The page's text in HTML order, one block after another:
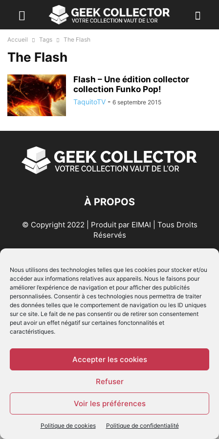
Nous utilisons des technologies telles que les cookies pour stocker et/ou
accéder aux informations relatives aux appareils. Nous le faisons pour
améliorer l’expérience de navigation et pour afficher des publicités
personnalisées. Consentir à ces technologies nous permettra de traiter
des données telles que le comportement de navigation ou les ID uniques
sur ce site. Le fait de ne pas consentir ou de retirer son consentement
peut avoir un effet négatif sur certaines fonctonnalités et
caractéristiques.
Accepter les cookies
Refuser
Voir les préférences
Politique de cookies Politique de confidentialité
Accueil Tags The Flash
The Flash
Flash – Une édition collector
collection Funko Pop!
TaquitoTV - 6 septembre 2015
À PROPOS
© Copyright 2022 | Produit par EIMAI | Tous Droits
Réservés
SUIVEZ NOUS